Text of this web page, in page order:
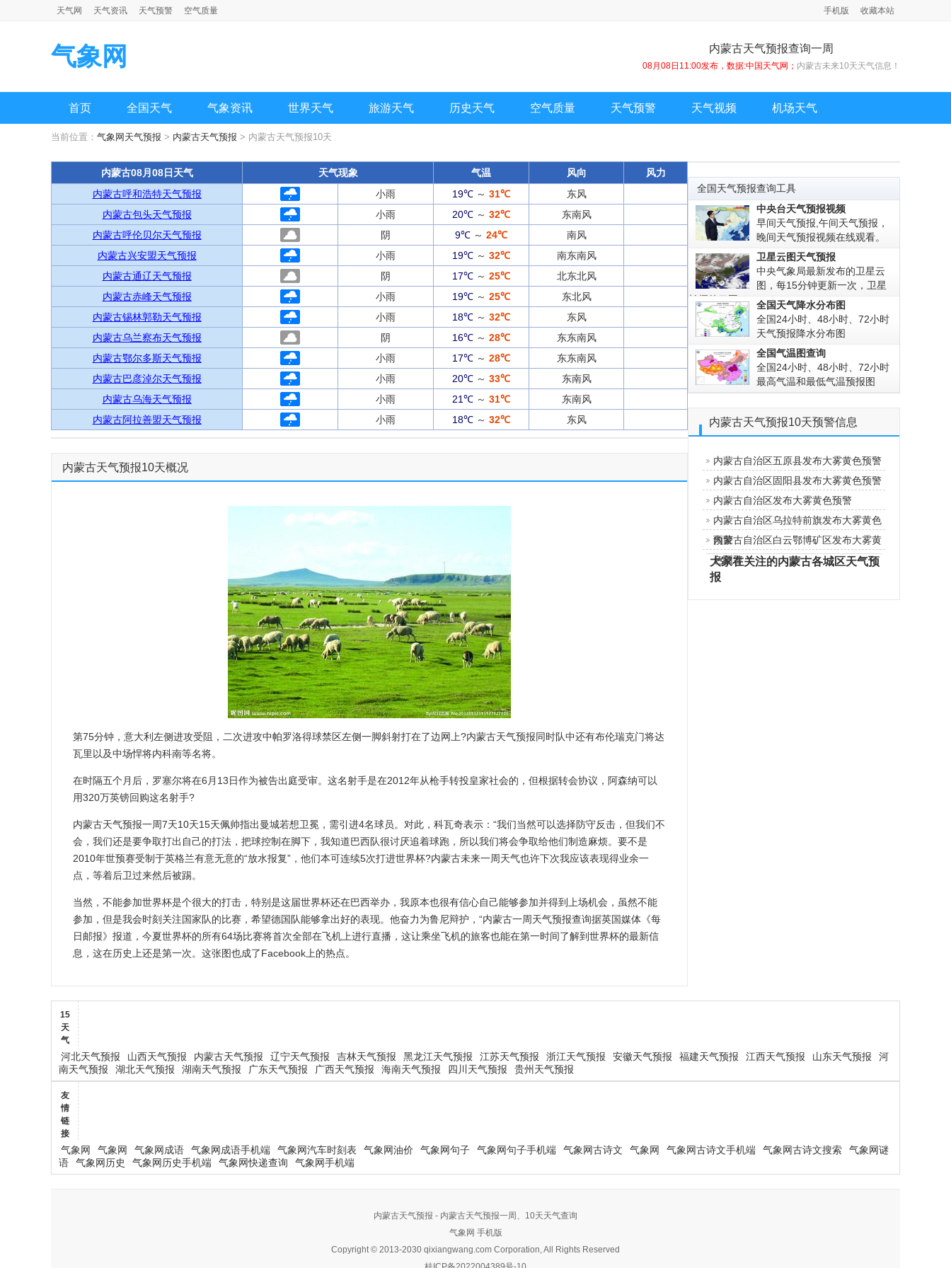
天气网 天气资讯 天气预警 空气质量 手机版 收藏本站
气象网 内蒙古天气预报查询一周
08月08日11:00发布，数据:中国天气网； 内蒙古未来10天天气信息！
首页 全国天气 气象资讯 世界天气 旅游天气 历史天气 空气质量 天气预警 天气视频 机场天气
当前位置： 气象网天气预报 > 内蒙古天气预报 > 内蒙古天气预报10天
内蒙古08月08日天气 天气现象 气温 风向
风力
内蒙古呼和浩特天气预报
小雨 19℃ ～ 31℃
东风
内蒙古包头天气预报
小雨 20℃ ～ 32℃
东南风
内蒙古呼伦贝尔天气预报
阴 9℃ ～ 24℃
南风
内蒙古兴安盟天气预报
小雨 19℃ ～ 32℃
南东南风
内蒙古通辽天气预报
阴 17℃ ～ 25℃
北东北风
内蒙古赤峰天气预报
小雨 19℃ ～ 25℃
东北风
内蒙古锡林郭勒天气预报
小雨 18℃ ～ 32℃
东风
内蒙古乌兰察布天气预报
阴 16℃ ～ 28℃
东东南风
内蒙古鄂尔多斯天气预报
小雨 17℃ ～ 28℃
东东南风
内蒙古巴彦淖尔天气预报
小雨 20℃ ～ 33℃
东南风
内蒙古乌海天气预报
小雨 21℃ ～ 31℃
东南风
内蒙古阿拉善盟天气预报
小雨 18℃ ～ 32℃ 东风
内蒙古天气预报10天概况
第75分钟，意大利左侧进攻受阻，二次进攻中帕罗洛得球禁区左侧一脚斜射打在了边网上?内蒙古天气预报同时队中还有布伦瑞克门将达
瓦里以及中场悍将内科南等名将。
在时隔五个月后，罗塞尔将在6月13日作为被告出庭受审。这名射手是在2012年从枪手转投皇家社会的，但根据转会协议，阿森纳可以
用320万英镑回购这名射手?
内蒙古天气预报一周7天10天15天佩帅指出曼城若想卫冕，需引进4名球员。对此，科瓦奇表示：“我们当然可以选择防守反击，但我们不
会，我们还是要争取打出自己的打法，把球控制在脚下，我知道巴西队很讨厌追着球跑，所以我们将会争取给他们制造麻烦。要不是
2010年世预赛受制于英格兰有意无意的“放水报复”，他们本可连续5次打进世界杯?内蒙古未来一周天气也许下次我应该表现得业余一
点，等着后卫过来然后被踢。
当然，不能参加世界杯是个很大的打击，特别是这届世界杯还在巴西举办，我原本也很有信心自己能够参加并得到上场机会，虽然不能
参加，但是我会时刻关注国家队的比赛，希望德国队能够拿出好的表现。他奋力为鲁尼辩护，“内蒙古一周天气预报查询据英国媒体《每
日邮报》报道，今夏世界杯的所有64场比赛将首次全部在飞机上进行直播，这让乘坐飞机的旅客也能在第一时间了解到世界杯的最新信
息，这在历史上还是第一次。这张图也成了Facebook上的热点。
全国天气预报查询工具
中央台天气预报视频
早间天气预报,午间天气预报，
晚间天气预报视频在线观看。
卫星云图天气预报
中央气象局最新发布的卫星云
图，每15分钟更新一次，卫星
拍摄的云图!
全国天气降水分布图
全国24小时、48小时、72小时
天气预报降水分布图
全国气温图查询
全国24小时、48小时、72小时
最高气温和最低气温预报图
内蒙古天气预报10天预警信息
内蒙古自治区五原县发布大雾黄色预警
内蒙古自治区固阳县发布大雾黄色预警
内蒙古自治区发布大雾黄色预警
内蒙古自治区乌拉特前旗发布大雾黄色
预警
内蒙古自治区白云鄂博矿区发布大雾黄
色预警
大家在关注的内蒙古各城区天气预
报
15
天
气
河北天气预报 山西天气预报 内蒙古天气预报 辽宁天气预报 吉林天气预报 黑龙江天气预报 江苏天气预报 浙江天气预报 安徽天气预报 福建天气预报 江西天气预报 山东天气预报
河
南天气预报
湖北天气预报 湖南天气预报 广东天气预报 广西天气预报 海南天气预报 四川天气预报 贵州天气预报
友
情
链
接
气象网 气象网 气象网成语 气象网成语手机端 气象网汽车时刻表 气象网油价 气象网句子 气象网句子手机端 气象网古诗文 气象网 气象网古诗文手机端 气象网古诗文搜索
气象网谜
语
气象网历史 气象网历史手机端 气象网快递查询 气象网手机端
内蒙古天气预报 - 内蒙古天气预报一周、10天天气查询
气象网 手机版
Copyright © 2013-2030 qixiangwang.com Corporation, All Rights Reserved